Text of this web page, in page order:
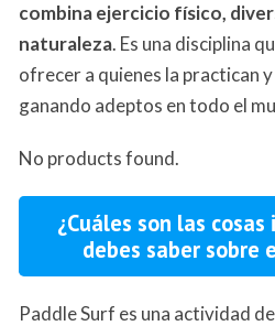
combina ejercicio físico,
naturaleza. Es una disciplina
ofrecer a quienes la practican
ganando adeptos en todo el
No products found.
¿Cuáles son las
debes saber sobre
Paddle Surf es una actividad